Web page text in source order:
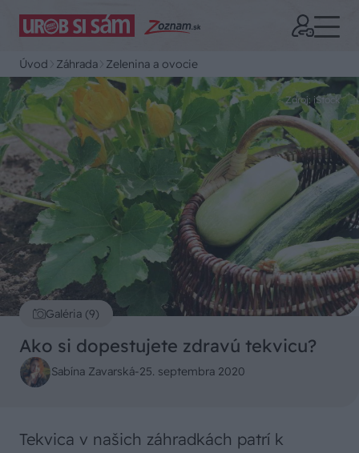
Úvod Záhrada Zelenina a ovocie
Galéria (9)
Zdroj: iStock
Ako si dopestujete zdravú tekvicu?
Sabína Zavarská-25. septembra 2020
Tekvica v našich záhradkách patrí k